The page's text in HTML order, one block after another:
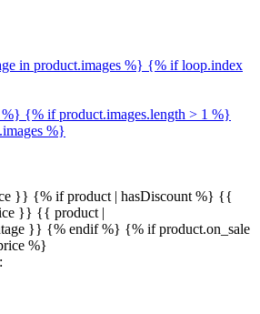
in product.images %} {% if loop.index
{% if product.images.length > 1 %}
%}
}} {% if product | hasDiscount %} {{
}} {{ product |
}} {% endif %} {% if product.on_sale
%}